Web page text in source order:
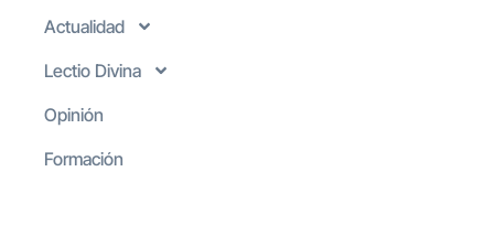
Actualidad
Lectio Divina
Opinión
Formación